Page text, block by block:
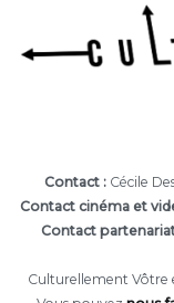
Contact :Cécile
Contact cinéma et
Contact
Culturellement Vôtre